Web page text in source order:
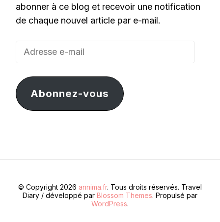
abonner à ce blog et recevoir une notification
de chaque nouvel article par e-mail.
Adresse
mail
Abonnez-vous
© Copyright 2026 annima.fr. Tous droits réservés. Travel
Diary / développé par Blossom Themes. Propulsé par
WordPress.